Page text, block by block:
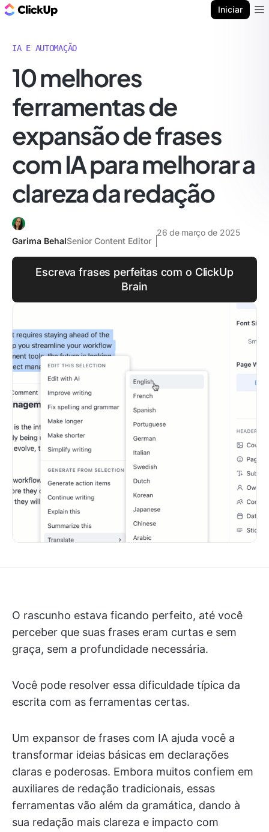
Iniciar
IA E AUTOMAÇÃO
10 melhores
ferramentas de
expansão de frases
com IA para melhorar a
clareza da redação
Garima BehalSenior Content Editor
26 de março de 2025
Escreva frases perfeitas com o ClickUp
Brain
O rascunho estava ficando perfeito, até você
perceber que suas frases eram curtas e sem
graça, sem a profundidade necessária.
Você pode resolver essa dificuldade típica da
escrita com as ferramentas certas.
Um expansor de frases com IA ajuda você a
transformar ideias básicas em declarações
claras e poderosas. Embora muitos confiem em
auxiliares de redação tradicionais, essas
ferramentas vão além da gramática, dando à
sua redação mais clareza e impacto com